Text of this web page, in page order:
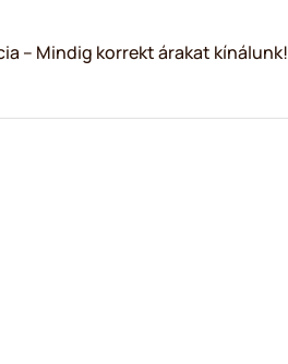
– Mindig korrekt árakat kínálunk!